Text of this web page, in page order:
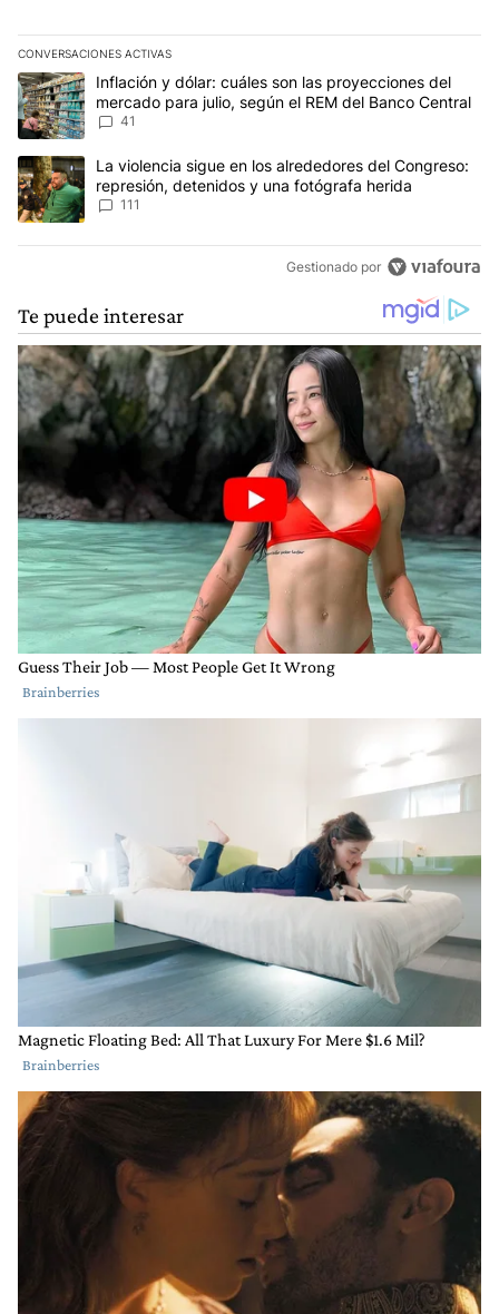
CONVERSACIONES ACTIVAS
Este listado muestra los artículos con más comentarios en los
Un artículo de tendencia con el título "Inflación y dólar: cuáles
Inflación y dólar: cuáles son las proyecciones del
mercado para julio, según el REM del Banco Central
41
Un artículo de tendencia con el título "La violencia sigue en los
La violencia sigue en los alrededores del Congreso:
represión, detenidos y una fotógrafa herida
111
Gestionado por